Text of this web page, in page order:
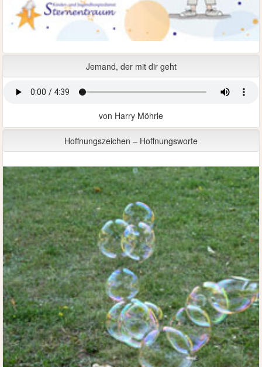
Jemand, der mit dir geht
von Harry Möhrle
Hoffnungszeichen – Hoffnungsworte